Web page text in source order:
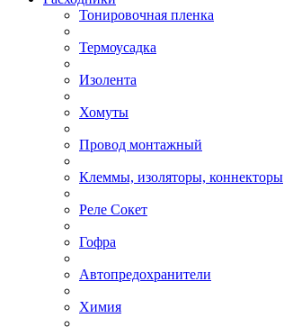
Тонировочная пленка
Термоусадка
Изолента
Хомуты
Провод монтажный
Клеммы, изоляторы, коннекторы
Реле Сокет
Гофра
Автопредохранители
Химия